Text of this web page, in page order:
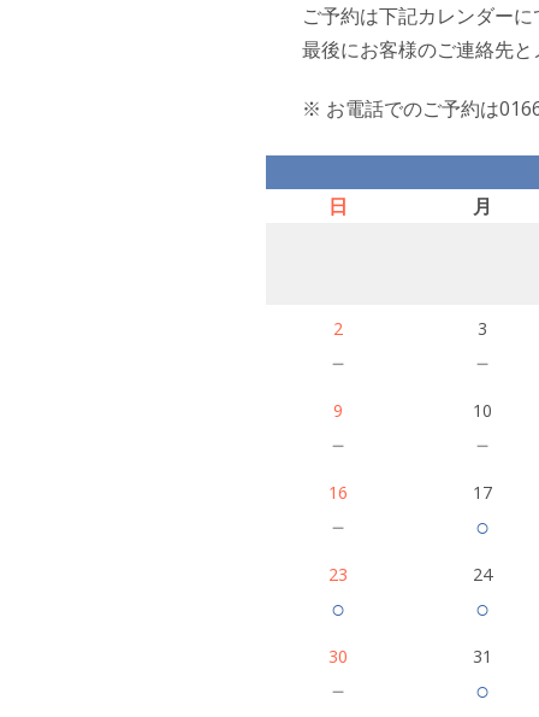
ご予約は下記カレンダー
最後にお客様のご連絡先と
※ お電話でのご予約は
日
月
2
－
3
－
9
－
10
－
16
－
17
○
23
○
24
○
30
－
31
○